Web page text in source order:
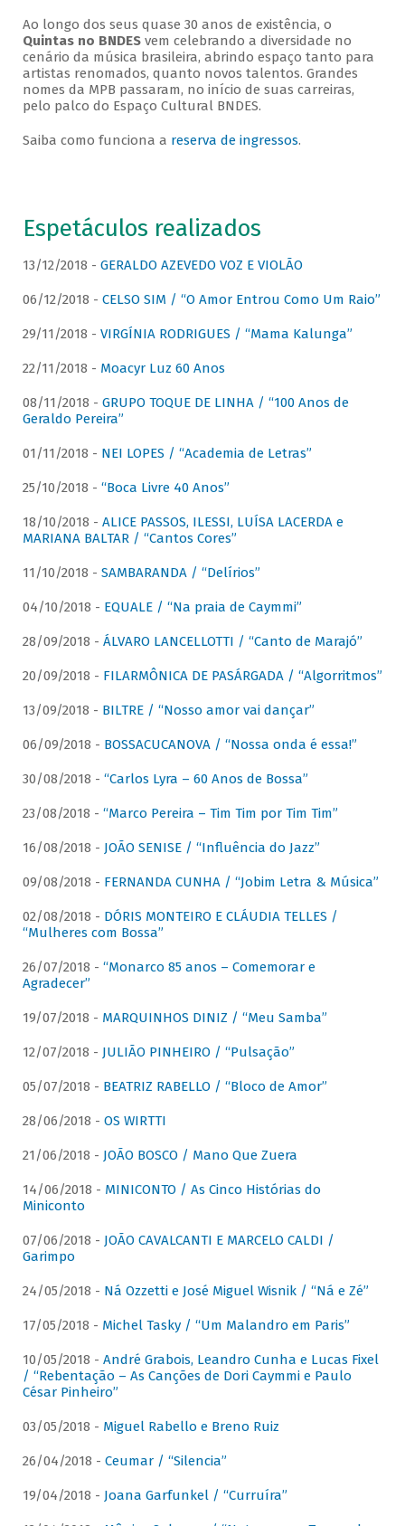
Ao longo dos seus quase 30 anos de existência, o
Quintas no BNDESvem celebrando a diversidade no
cenário da música brasileira, abrindo espaço tanto para
artistas renomados, quanto novos talentos. Grandes
nomes da MPB passaram, no início de suas carreiras,
pelo palco do Espaço Cultural BNDES.
Saiba como funciona a reserva de ingressos.
Espetáculos realizados
13/12/2018 - GERALDO AZEVEDO VOZ E VIOLÃO
06/12/2018 - CELSO SIM / “O Amor Entrou Como Um Raio”
29/11/2018 - VIRGÍNIA RODRIGUES / “Mama Kalunga”
22/11/2018 - Moacyr Luz 60 Anos
08/11/2018 - GRUPO TOQUE DE LINHA / “100 Anos de
Geraldo Pereira”
01/11/2018 - NEI LOPES / “Academia de Letras”
25/10/2018 - “Boca Livre 40 Anos”
18/10/2018 - ALICE PASSOS, ILESSI, LUÍSA LACERDA e
MARIANA BALTAR / “Cantos Cores”
11/10/2018 - SAMBARANDA / “Delírios”
04/10/2018 - EQUALE / “Na praia de Caymmi”
28/09/2018 - ÁLVARO LANCELLOTTI / “Canto de Marajó”
20/09/2018 - FILARMÔNICA DE PASÁRGADA / “Algorritmos”
13/09/2018 - BILTRE / “Nosso amor vai dançar”
06/09/2018 - BOSSACUCANOVA / “Nossa onda é essa!”
30/08/2018 - “Carlos Lyra – 60 Anos de Bossa”
23/08/2018 - “Marco Pereira – Tim Tim por Tim Tim”
16/08/2018 - JOÃO SENISE / “Influência do Jazz”
09/08/2018 - FERNANDA CUNHA / “Jobim Letra & Música”
02/08/2018 - DÓRIS MONTEIRO E CLÁUDIA TELLES /
“Mulheres com Bossa”
26/07/2018 - “Monarco 85 anos – Comemorar e
Agradecer”
19/07/2018 - MARQUINHOS DINIZ / “Meu Samba”
12/07/2018 - JULIÃO PINHEIRO / “Pulsação”
05/07/2018 - BEATRIZ RABELLO / “Bloco de Amor”
28/06/2018 - OS WIRTTI
21/06/2018 - JOÃO BOSCO / Mano Que Zuera
14/06/2018 - MINICONTO / As Cinco Histórias do
Miniconto
07/06/2018 - JOÃO CAVALCANTI E MARCELO CALDI /
Garimpo
24/05/2018 - Ná Ozzetti e José Miguel Wisnik / “Ná e Zé”
17/05/2018 - Michel Tasky / “Um Malandro em Paris”
10/05/2018 - André Grabois, Leandro Cunha e Lucas Fixel
/ “Rebentação – As Canções de Dori Caymmi e Paulo
César Pinheiro”
03/05/2018 - Miguel Rabello e Breno Ruiz
26/04/2018 - Ceumar / “Silencia”
19/04/2018 - Joana Garfunkel / “Curruíra”